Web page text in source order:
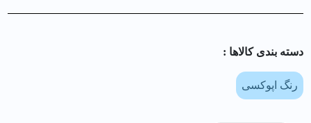
دسته بندی کالا‌ها :
رنگ اپوکسی